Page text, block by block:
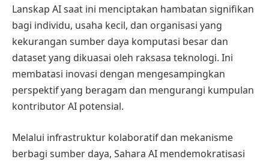
Lanskap AI saat ini menciptakan hambatan signifikan
bagi individu, usaha kecil, dan organisasi yang
kekurangan sumber daya komputasi besar dan
dataset yang dikuasai oleh raksasa teknologi. Ini
membatasi inovasi dengan mengesampingkan
perspektif yang beragam dan mengurangi kumpulan
kontributor AI potensial.
Melalui infrastruktur kolaboratif dan mekanisme
berbagi sumber daya, Sahara AI mendemokratisasi